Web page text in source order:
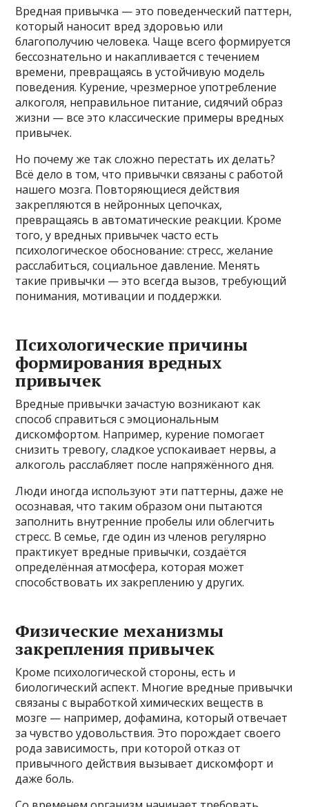
Вредная привычка — это поведенческий паттерн,
который наносит вред здоровью или
благополучию человека. Чаще всего формируется
бессознательно и накапливается с течением
времени, превращаясь в устойчивую модель
поведения. Курение, чрезмерное употребление
алкоголя, неправильное питание, сидячий образ
жизни — все это классические примеры вредных
привычек.
Но почему же так сложно перестать их делать?
Всё дело в том, что привычки связаны с работой
нашего мозга. Повторяющиеся действия
закрепляются в нейронных цепочках,
превращаясь в автоматические реакции. Кроме
того, у вредных привычек часто есть
психологическое обоснование: стресс, желание
расслабиться, социальное давление. Менять
такие привычки — это всегда вызов, требующий
понимания, мотивации и поддержки.
Психологические причины
формирования вредных
привычек
Вредные привычки зачастую возникают как
способ справиться с эмоциональным
дискомфортом. Например, курение помогает
снизить тревогу, сладкое успокаивает нервы, а
алкоголь расслабляет после напряжённого дня.
Люди иногда используют эти паттерны, даже не
осознавая, что таким образом они пытаются
заполнить внутренние пробелы или облегчить
стресс. В семье, где один из членов регулярно
практикует вредные привычки, создаётся
определённая атмосфера, которая может
способствовать их закреплению у других.
Физические механизмы
закрепления привычек
Кроме психологической стороны, есть и
биологический аспект. Многие вредные привычки
связаны с выработкой химических веществ в
мозге — например, дофамина, который отвечает
за чувство удовольствия. Это порождает своего
рода зависимость, при которой отказ от
привычного действия вызывает дискомфорт и
даже боль.